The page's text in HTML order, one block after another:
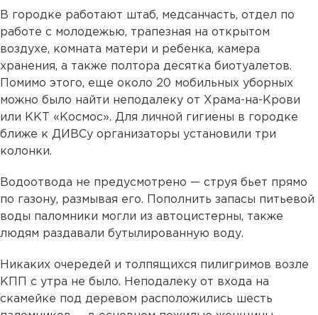
В городке работают штаб, медсанчасть, отдел по
работе с молодежью, трапезная на открытом
воздухе, комната матери и ребенка, камера
хранения, а также полтора десятка биотуалетов.
Помимо этого, еще около 20 мобильных уборных
можно было найти неподалеку от Храма-на-Крови
или ККТ «Космос». Для личной гигиены в городке
ближе к ДИВСу организаторы установили три
колонки.
Водоотвода не предусмотрено — струя бьет прямо
по газону, размывая его. Пополнить запасы питьевой
воды паломники могли из автоцистерны, также
людям раздавали бутылированную воду.
Никаких очередей и толпящихся пилигримов возле
КПП с утра не было. Неподалеку от входа на
скамейке под деревом расположились шесть